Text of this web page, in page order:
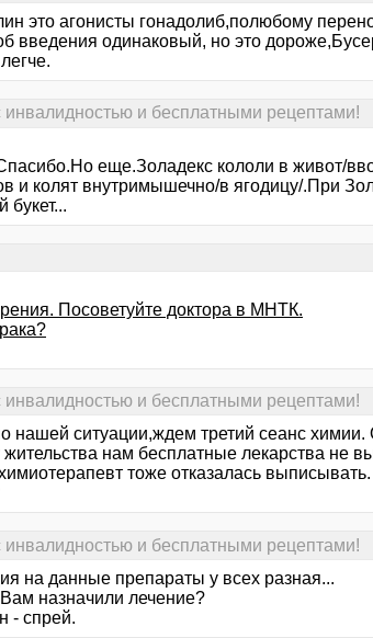
это агонисты гонадолиб,полюбому
введения одинаковый, но это
и бесплатными рецептами!
еще.Золадекс кололи в живот/
и колят внутримышечно/в ягодицу/.При
букет...
Посоветуйте доктора в МНТК.
и бесплатными рецептами!
нашей ситуации,ждем третий сеанс
жительства нам бесплатные лекарства не
тоже отказалась
и бесплатными рецептами!
на данные препараты у всех разная...
назначили лечение?
- спрей.